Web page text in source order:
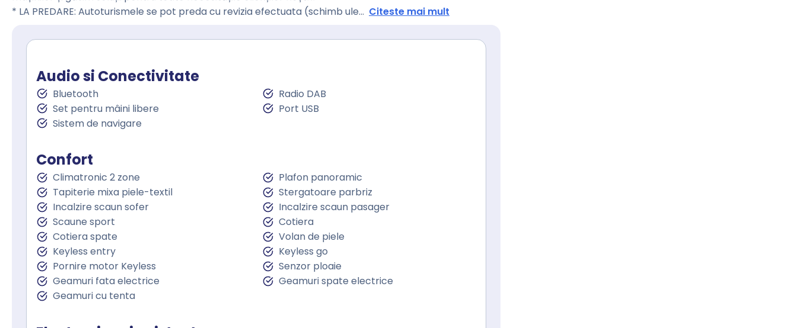
* LA PREDARE: Autoturismele se pot preda cu revizia efectuata (schimb ule... Citeste mai mult
Audio si Conectivitate
Bluetooth
Radio DAB
Set pentru mâini libere
Port USB
Sistem de navigare
Confort
Climatronic 2 zone
Plafon panoramic
Tapiterie mixa piele-textil
Stergatoare parbriz
Incalzire scaun sofer
Incalzire scaun pasager
Scaune sport
Cotiera
Cotiera spate
Volan de piele
Keyless entry
Keyless go
Pornire motor Keyless
Senzor ploaie
Geamuri fata electrice
Geamuri spate electrice
Geamuri cu tenta